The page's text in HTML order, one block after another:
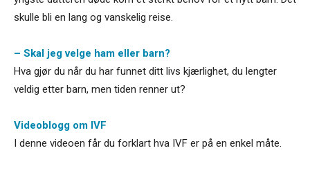
skulle bli en lang og vanskelig reise.
– Skal jeg velge ham eller barn?
Hva gjør du når du har funnet ditt livs kjærlighet, du lengter
veldig etter barn, men tiden renner ut?
Videoblogg om IVF
I denne videoen får du forklart hva IVF er på en enkel måte.